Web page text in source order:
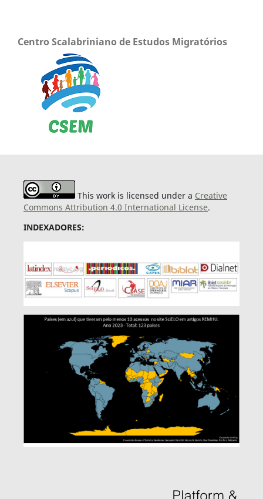
Centro Scalabriniano de Estudos Migratórios
This work is licensed under a Creative
Commons Attribution 4.0 International License.
INDEXADORES: